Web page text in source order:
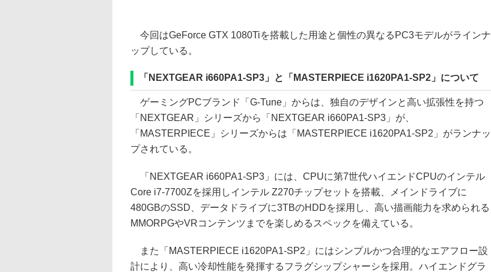
今回はGeForce GTX 1080Tiを搭載した用途と個性の異なるPC3モデルがラインナ
ップしている。
「NEXTGEAR i660PA1-SP3」と「MASTERPIECE i1620PA1-SP2」について
ゲーミングPCブランド「G-Tune」からは、独自のデザインと高い拡張性を持つ
「NEXTGEAR」シリーズから「NEXTGEAR i660PA1-SP3」が、
「MASTERPIECE」シリーズからは「MASTERPIECE i1620PA1-SP2」がランナッ
プされている。
「NEXTGEAR i660PA1-SP3」には、CPUに第7世代ハイエンドCPUのインテル
Core i7-7700Zを採用しインテル Z270チップセットを搭載、メインドライブに
480GBのSSD、データドライブに3TBのHDDを採用し、高い描画能力を求められる
MMORPGやVRコンテンツまでを楽しめるスペックを備えている。
また「MASTERPIECE i1620PA1-SP2」にはシンプルかつ合理的なエアフロー設
計により、高い冷却性能を発揮するフラグシップシャーシを採用。ハイエンドグラ